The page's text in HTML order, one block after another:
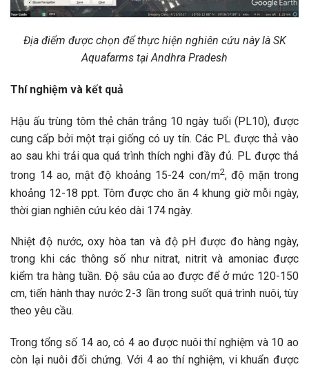
Địa điểm được chọn để thực hiện nghiên cứu này là SK
Aquafarms tại Andhra Pradesh
Thí nghiệm và kết quả
Hậu ấu trùng tôm thẻ chân trắng 10 ngày tuổi (PL10), được
cung cấp bởi một trại giống có uy tín. Các PL được thả vào
ao sau khi trải qua quá trình thích nghi đầy đủ. PL được thả
trong 14 ao, mật độ khoảng 15-24 con/m2, độ mặn trong
khoảng 12-18 ppt. Tôm được cho ăn 4 khung giờ mỗi ngày,
thời gian nghiên cứu kéo dài 174 ngày.
Nhiệt độ nước, oxy hòa tan và độ pH được đo hàng ngày,
trong khi các thông số như nitrat, nitrit và amoniac được
kiểm tra hàng tuần. Độ sâu của ao được để ở mức 120-150
cm, tiến hành thay nước 2-3 lần trong suốt quá trình nuôi, tùy
theo yêu cầu.
Trong tổng số 14 ao, có 4 ao được nuôi thí nghiệm và 10 ao
còn lại nuôi đối chứng. Với 4 ao thí nghiệm, vi khuẩn được